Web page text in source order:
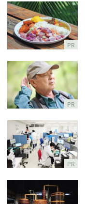
PR
PR
PR